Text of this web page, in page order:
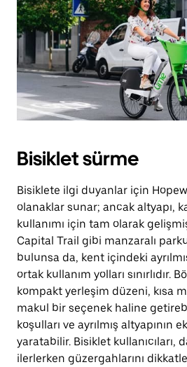
Bisiklet sürme
Bisiklete ilgi duyanlar için
olanaklar sunar; ancak altyapı,
kullanımı için tam olarak
Capital Trail gibi manzaralı
bulunsa da, kent içindeki
ortak kullanım yolları sınırlıdır.
kompakt yerleşim düzeni, kısa
makul bir seçenek haline
koşulları ve ayrılmış altyapının
yaratabilir. Bisiklet kullanıcıları,
ilerlerken güzergahlarını